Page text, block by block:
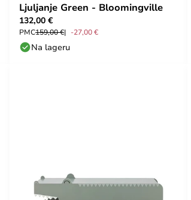
Ljuljanje Green - Bloomingville
132,00 €
PMC159,00 € -27,00 €
Na lageru